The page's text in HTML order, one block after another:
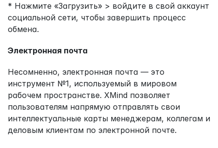
* Нажмите «Загрузить» > войдите в свой аккаунт
социальной сети, чтобы завершить процесс
обмена.
Электронная почта
Несомненно, электронная почта — это
инструмент №1, используемый в мировом
рабочем пространстве. XMind позволяет
пользователям напрямую отправлять свои
интеллектуальные карты менеджерам, коллегам и
деловым клиентам по электронной почте.